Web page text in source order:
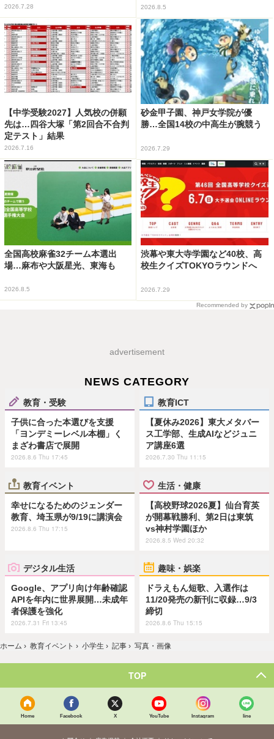
2026.7.28 2026.8.5
【中学受験2027】人気校の併願
先は…四谷大塚「第2回合不合判
定テスト」結果
2026.7.16
砂金甲子園、神戸女学院が優
勝…全国14校の中高生が腕競う
2026.7.29
全国高校麻雀32チーム本選出
場…麻布や大阪星光、東海も
2026.8.5
渋幕や東大寺学園など40校、高
校生クイズTOKYOラウンドへ
2026.7.29
Recommended by
advertisement
NEWS CATEGORY
教育・受験
子供に合った本選びを支援
「ヨンデミーレベル本棚」く
まざわ書店で展開
2026.8.6 Thu 17:45
教育ICT
【夏休み2026】東大メタバー
ス工学部、生成AIなどジュニ
ア講座6選
2026.7.30 Thu 11:15
教育イベント
幸せになるためのジェンダー
教育、埼玉県が9/19に講演会
2026.8.6 Thu 17:15
生活・健康
【高校野球2026夏】仙台育英
が開幕戦勝利、第2日は東筑
vs神村学園ほか
2026.8.5 Wed 20:32
デジタル生活
Google、アプリ向け年齢確認
APIを年内に世界展開…未成年
者保護を強化
2026.7.31 Fri 13:45
趣味・娯楽
ドラえもん短歌、入選作は
11/20発売の新刊に収録…9/3
締切
2026.8.6 Thu 15:15
ホーム › 教育イベント › 小学生 › 記事 › 写真・画像
TOP
Home Facebook X YouTube Instagram line